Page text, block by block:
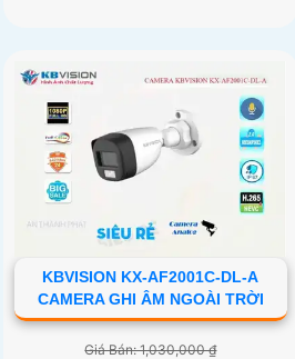
KBVISION KX-AF2001C-DL-A
CAMERA GHI ÂM NGOÀI TRỜI
Giá Bán: 1,030,000 ₫